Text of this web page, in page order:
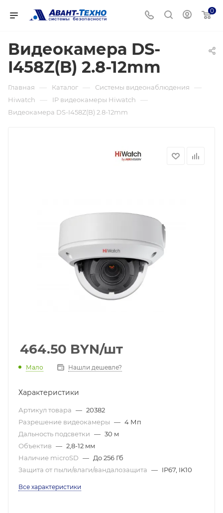
0
Видеокамера DS-
I458Z(B) 2.8-12mm
Главная — Каталог — Системы видеонаблюдения —
Hiwatch — IP видеокамеры Hiwatch —
Видеокамера DS-I458Z(B) 2.8-12mm
464.50 BYN/шт
Мало Нашли дешевле?
Характеристики
Артикул товара — 20382
Разрешение видеокамеры — 4 Мп
Дальность подсветки — 30 м
Объектив — 2,8-12 мм
Наличие microSD — До 256 Гб
Защита от пыли/влаги/вандалозащита — IP67, IK10
Все характеристики